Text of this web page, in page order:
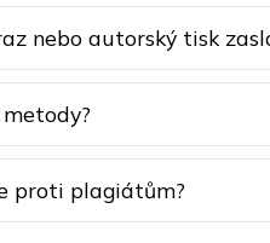
nebo autorský tisk
proti plagiátům?